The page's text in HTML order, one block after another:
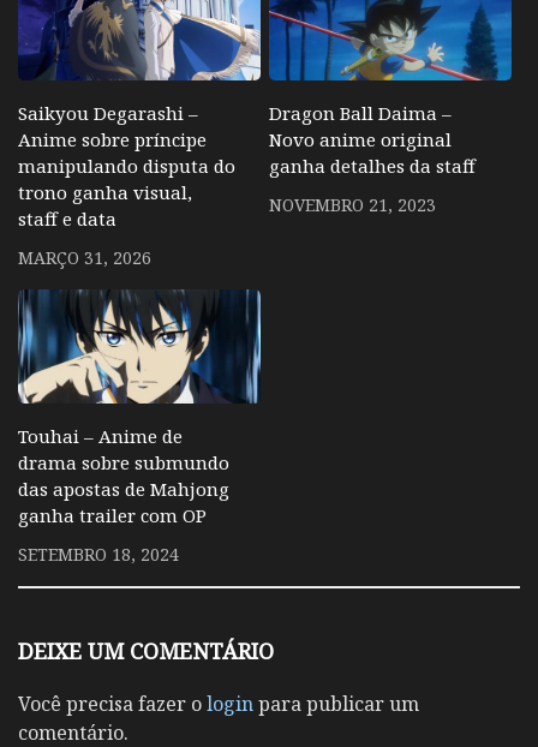
Saikyou Degarashi –
Anime sobre príncipe
manipulando disputa do
trono ganha visual,
staff e data
MARÇO 31, 2026
Dragon Ball Daima –
Novo anime original
ganha detalhes da staff
NOVEMBRO 21, 2023
Touhai – Anime de
drama sobre submundo
das apostas de Mahjong
ganha trailer com OP
SETEMBRO 18, 2024
DEIXE UM COMENTÁRIO
Você precisa fazer ologinpara publicar um
comentário.